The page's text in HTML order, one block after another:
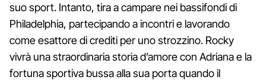
suo sport. Intanto, tira a campare nei bassifondi di
Philadelphia, partecipando a incontri e lavorando
come esattore di crediti per uno strozzino. Rocky
vivrà una straordinaria storia d’amore con Adriana e la
fortuna sportiva bussa alla sua porta quando il